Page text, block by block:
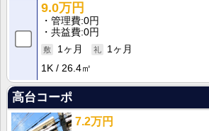
9.0万円
管理費 0円
共益費 0円
1ヶ月
1ヶ月
1K
26.4㎡
高台コーポ
7.2万円